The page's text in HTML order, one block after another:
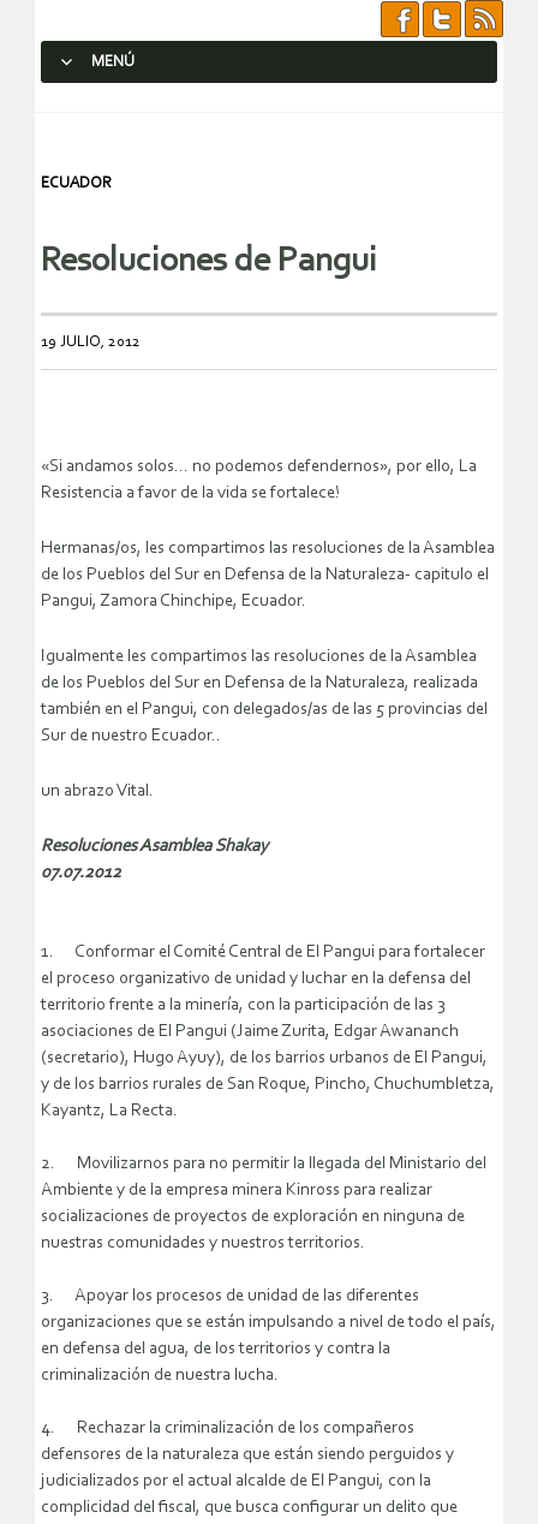
MENÚ
ECUADOR
19 JULIO, 2012
«Si andamos solos… no podemos defendernos», por ello, La
Resistencia a favor de la vida se fortalece!
Hermanas/os, les compartimos las resoluciones de la Asamblea
de los Pueblos del Sur en Defensa de la Naturaleza- capitulo el
Pangui, Zamora Chinchipe, Ecuador.
Igualmente les compartimos las resoluciones de la Asamblea
de los Pueblos del Sur en Defensa de la Naturaleza, realizada
también en el Pangui, con delegados/as de las 5 provincias del
Sur de nuestro Ecuador..
un abrazo Vital.
Resoluciones Asamblea Shakay
07.07.2012
1. Conformar el Comité Central de El Pangui para fortalecer
el proceso organizativo de unidad y luchar en la defensa del
territorio frente a la minería, con la participación de las 3
asociaciones de El Pangui (Jaime Zurita, Edgar Awananch
(secretario), Hugo Ayuy), de los barrios urbanos de El Pangui,
y de los barrios rurales de San Roque, Pincho, Chuchumbletza,
Kayantz, La Recta.
2. Movilizarnos para no permitir la llegada del Ministario del
Ambiente y de la empresa minera Kinross para realizar
socializaciones de proyectos de exploración en ninguna de
nuestras comunidades y nuestros territorios.
3. Apoyar los procesos de unidad de las diferentes
organizaciones que se están impulsando a nivel de todo el país,
en defensa del agua, de los territorios y contra la
criminalización de nuestra lucha.
4. Rechazar la criminalización de los compañeros
defensores de la naturaleza que están siendo perguidos y
judicializados por el actual alcalde de El Pangui, con la
complicidad del fiscal, que busca configurar un delito que